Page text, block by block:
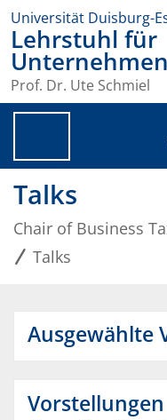
Universität Duisburg-
Lehrstuhl für
Prof. Dr. Ute Schmiel
Talks
Chair of Business
Talks
Ausgewählte